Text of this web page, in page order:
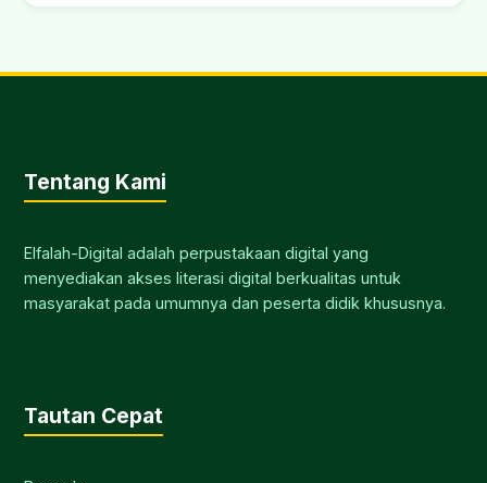
Tentang Kami
Elfalah-Digital adalah perpustakaan digital yang
menyediakan akses literasi digital berkualitas untuk
masyarakat pada umumnya dan peserta didik khususnya.
Tautan Cepat